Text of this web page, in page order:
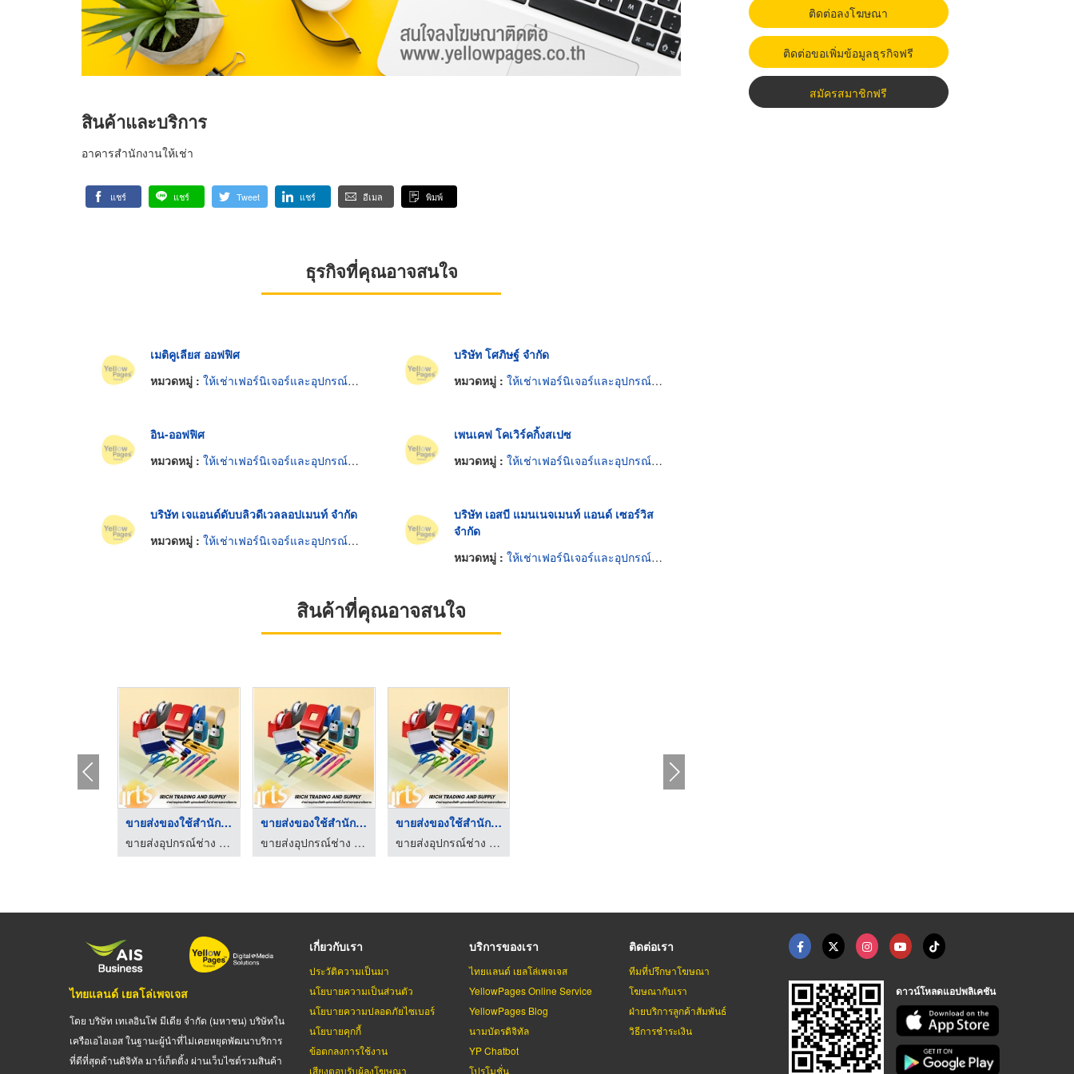
สินค้าและบริการ
อาคารสำนักงานให้เช่า
แชร์ แชร์ Tweet แชร์ อีเมล พิมพ์
ธุรกิจที่คุณอาจสนใจ
เมติคูเลียส ออฟฟิศ
หมวดหมู่ : ให้เช่าเฟอร์นิเจอร์และอุปกรณ์สำนักงาน
บริษัท โศภิษฐ์ จำกัด
หมวดหมู่ : ให้เช่าเฟอร์นิเจอร์และอุปกรณ์สำนักงาน
อิน-ออฟฟิศ
หมวดหมู่ : ให้เช่าเฟอร์นิเจอร์และอุปกรณ์สำนักงาน
เพนเคฟ โคเวิร์คกิ้งสเปซ
หมวดหมู่ : ให้เช่าเฟอร์นิเจอร์และอุปกรณ์สำนักงาน
บริษัท เจแอนด์ดับบลิวดีเวลลอปเมนท์ จำกัด
หมวดหมู่ : ให้เช่าเฟอร์นิเจอร์และอุปกรณ์สำนักงาน
บริษัท เอสบี แมนเนจเมนท์ แอนด์ เซอร์วิส
จำกัด
หมวดหมู่ : ให้เช่าเฟอร์นิเจอร์และอุปกรณ์สำนักงาน
สินค้าที่คุณอาจสนใจ
ขายส่งของใช้สำนักงาน ...
ขายส่งอุปกรณ์ช่าง อุปกรณ์เซฟตี้ อุปกรณ์ไฟฟ้า - irichtrading
ขายส่งของใช้สำนักงาน ...
ขายส่งอุปกรณ์ช่าง อุปกรณ์เซฟตี้ อุปกรณ์ไฟฟ้า - irichtrading
ขายส่งของใช้สำนักงาน ...
ขายส่งอุปกรณ์ช่าง อุปกรณ์เซฟตี้ อุปกรณ์ไฟฟ้า - irichtrading
ติดต่อลงโฆษณา
ติดต่อขอเพิ่มข้อมูลธุรกิจฟรี
สมัครสมาชิกฟรี
ไทยแลนด์ เยลโล่เพจเจส
โดย บริษัท เทเลอินโฟ มีเดีย จำกัด (มหาชน) บริษัทใน
เครือเอไอเอส ในฐานะผู้นำที่ไม่เคยหยุดพัฒนาบริการ
ที่ดีที่สุดด้านดิจิทัล มาร์เก็ตติ้ง ผ่านเว็บไซต์รวมสินค้า
เกี่ยวกับเรา
ประวัติความเป็นมา
นโยบายความเป็นส่วนตัว
นโยบายความปลอดภัยไซเบอร์
นโยบายคุกกี้
ข้อตกลงการใช้งาน
เสียงตอบรับผู้ลงโฆษณา
บริการของเรา
ไทยแลนด์ เยลโล่เพจเจส
YellowPages Online Service
YellowPages Blog
นามบัตรดิจิทัล
YP Chatbot
โปรโมชั่น
ติดต่อเรา
ทีมที่ปรึกษาโฆษณา
โฆษณากับเรา
ฝ่ายบริการลูกค้าสัมพันธ์
วิธีการชำระเงิน
ดาวน์โหลดแอปพลิเคชัน